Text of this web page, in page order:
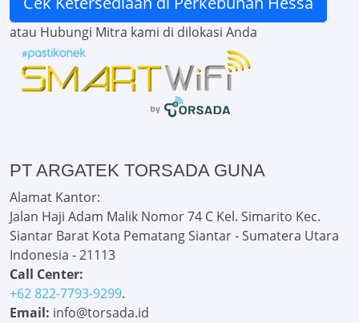
atau Hubungi Mitra kami di dilokasi Anda
PT ARGATEK TORSADA GUNA
Alamat Kantor:
Jalan Haji Adam Malik Nomor 74 C Kel. Simarito Kec.
Siantar Barat Kota Pematang Siantar - Sumatera Utara
Indonesia - 21113
Call Center:
+62 822-7793-9299.
Email: info@torsada.id